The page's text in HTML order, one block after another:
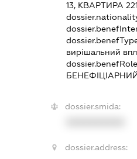
13, КВАРТИРА 221
вирішальний
dossier.smida:
dossier.address: